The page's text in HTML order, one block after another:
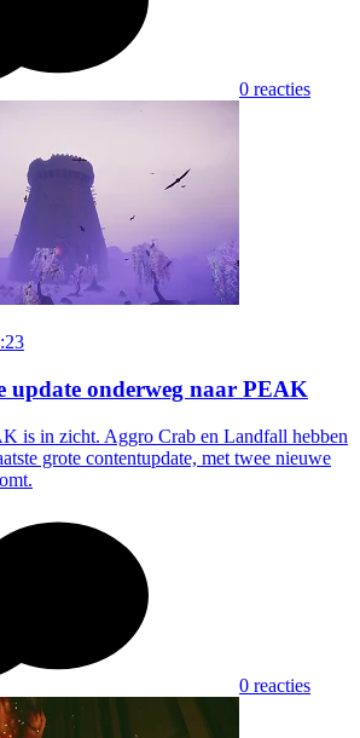
0 reacties
update onderweg naar PEAK
is in zicht. Aggro Crab en Landfall hebben
grote contentupdate, met twee nieuwe
0 reacties